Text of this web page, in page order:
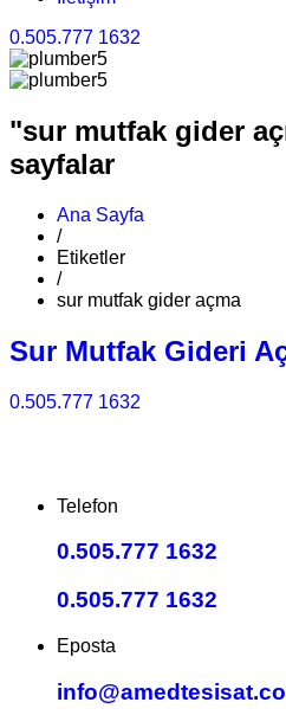
0.505.777 1632
"sur mutfak gider
sayfalar
Ana Sayfa
/
Etiketler
/
sur mutfak gider açma
Sur Mutfak Gideri
0.505.777 1632
Telefon
0.505.777 1632
0.505.777 1632
Eposta